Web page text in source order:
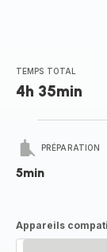
TEMPS TOTAL
4h 35min
PRÉPARATION
5min
Appareils